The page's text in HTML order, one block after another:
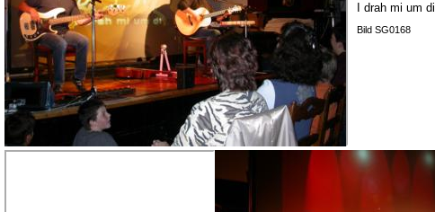
I drah mi um di
Bild SG0168